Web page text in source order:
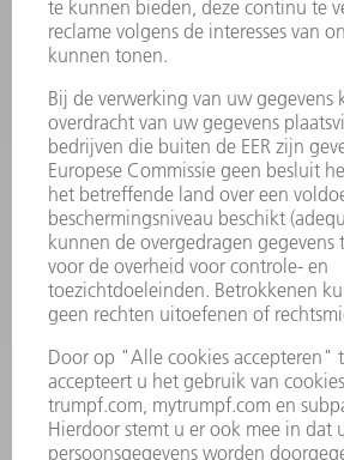
MACHINES & SYSTEMEN
LASER
VERMOGENSELEKTRONICA
SMART FACTORY
SOFTWARE
SERVICES
TOEPASSINGEN
SECTOREN
ONDERNEMING
CARRIÈRE
VACATURES
BEDRIJFSPROFIEL
RAAD VAN BESTUUR
JAARVERSLAG
BEDRIJFSPRINCIPES
COMPLIANCE
KLOKKENLUIDERSYSTEEM